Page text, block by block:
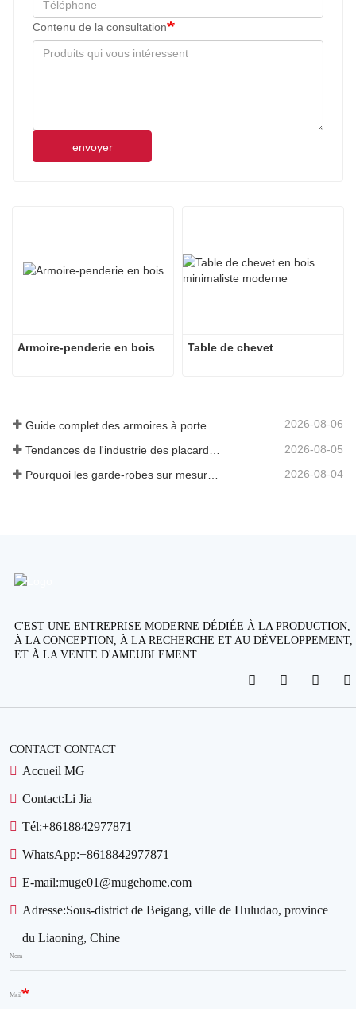
Contenu de la consultation
envoyer
Armoire-penderie en bois Table de chevet
2026-08-06
2026-08-05
2026-08-04
C'EST UNE ENTREPRISE MODERNE DÉDIÉE À LA PRODUCTION,
À LA CONCEPTION, À LA RECHERCHE ET AU DÉVELOPPEMENT,
ET À LA VENTE D'AMEUBLEMENT.
CONTACT CONTACT
Accueil MG
Contact:Li Jia
Tél:+8618842977871
WhatsApp:+8618842977871
E-mail:muge01@mugehome.com
Adresse:Sous-district de Beigang, ville de Huludao, province
du Liaoning, Chine
Nom
Mail